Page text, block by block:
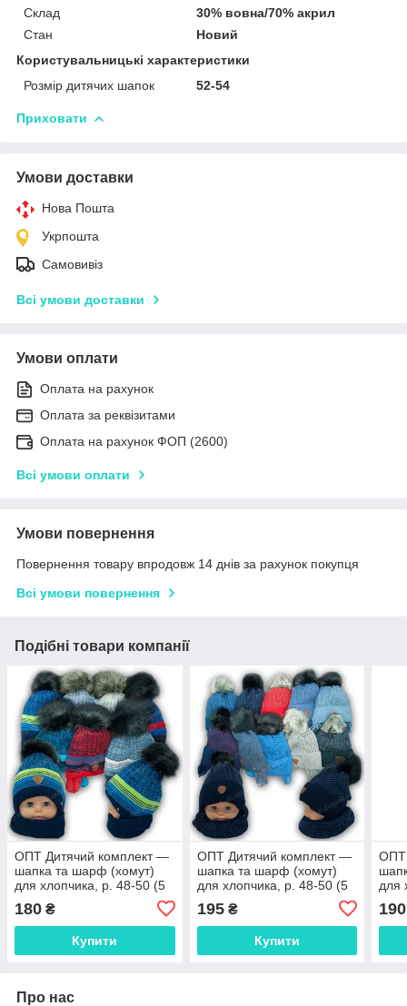
Склад
30% вовна/70% акрил
Стан
Новий
Користувальницькі характеристики
Розмір дитячих шапок
52-54
Приховати
Умови доставки
Нова Пошта
Укрпошта
Самовивіз
Всі умови доставки
Умови оплати
Оплата на рахунок
Оплата за реквізитами
Оплата на рахунок ФОП (2600)
Всі умови оплати
Умови повернення
Повернення товару впродовж 14 днів за рахунок покупця
Всі умови повернення
Подібні товари компанії
ОПТ Дитячий комплект —
шапка та шарф (хомут)
для хлопчика, р. 48-50 (5
180 ₴
Купити
ОПТ Дитячий комплект —
шапка та шарф (хомут)
для хлопчика, р. 48-50 (5
195₴
Купити
ОПТ
для
190
Про нас